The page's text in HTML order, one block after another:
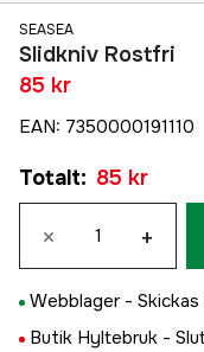
SEASEA
Slidkniv Rostfri
85 kr
EAN: 7350000191110
Totalt: 85 kr
× +
Webblager -
Butik Hyltebruk -